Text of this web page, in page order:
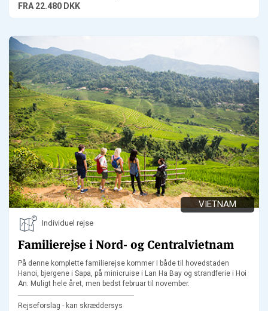
FRA 22.480 DKK
VIETNAM
Individuel rejse
Familierejse i Nord- og Centralvietnam
På denne komplette familierejse kommer I både til hovedstaden
Hanoi, bjergene i Sapa, på minicruise i Lan Ha Bay og strandferie i Hoi
An. Muligt hele året, men bedst februar til november.
Rejseforslag - kan skræddersys